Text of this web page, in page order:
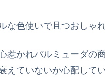
な色使いで且つおしゃ
惹かれバルミューダの
えていないか心配して